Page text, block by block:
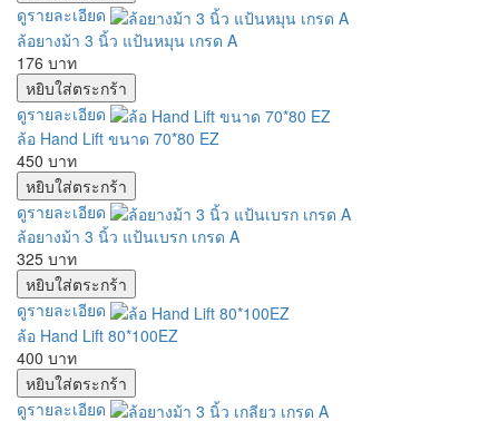
ดูรายละเอียด
ล้อยางม้า 3 นิ้ว แป้นหมุน เกรด A
176 บาท
ดูรายละเอียด
ล้อ Hand Lift ขนาด 70*80 EZ
450 บาท
ดูรายละเอียด
ล้อยางม้า 3 นิ้ว แป้นเบรก เกรด A
325 บาท
ดูรายละเอียด
ล้อ Hand Lift 80*100EZ
400 บาท
ดูรายละเอียด